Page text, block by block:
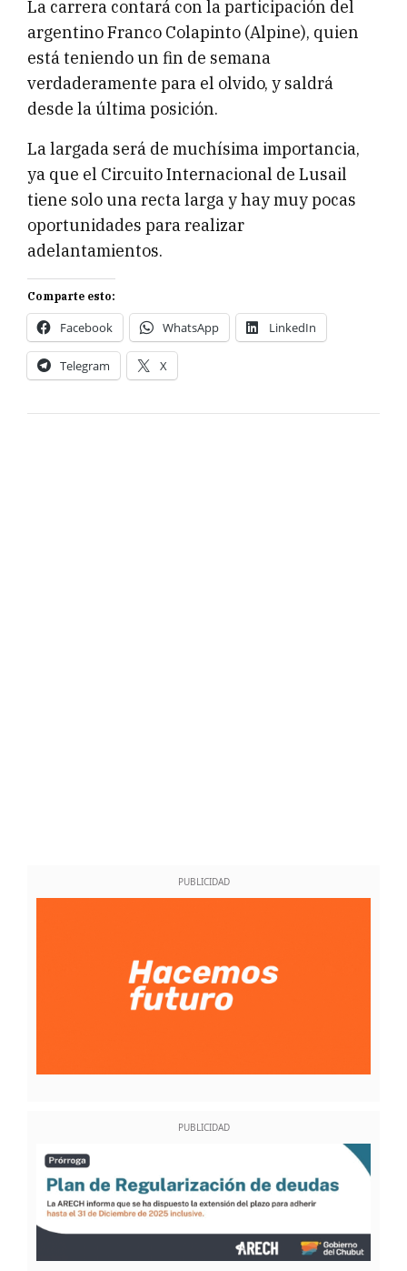
La carrera contará con la participación del
argentino Franco Colapinto (Alpine), quien
está teniendo un fin de semana
verdaderamente para el olvido, y saldrá
desde la última posición.
La largada será de muchísima importancia,
ya que el Circuito Internacional de Lusail
tiene solo una recta larga y hay muy pocas
oportunidades para realizar
adelantamientos.
Comparte esto:
Facebook WhatsApp LinkedIn
Telegram X